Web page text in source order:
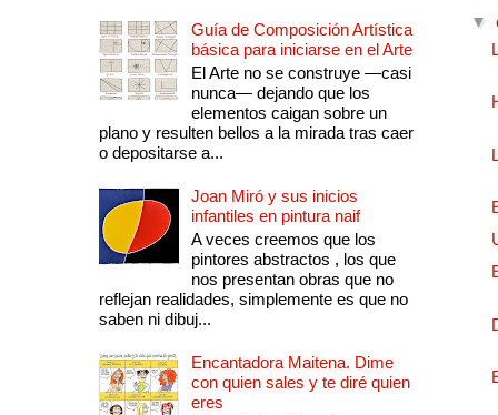
Guía de Composición Artística
básica para iniciarse en el Arte
El Arte no se construye —casi
nunca— dejando que los
elementos caigan sobre un
plano y resulten bellos a la mirada tras caer
o depositarse a...
Joan Miró y sus inicios
infantiles en pintura naif
A veces creemos que los
pintores abstractos , los que
nos presentan obras que no
reflejan realidades, simplemente es que no
saben ni dibuj...
Encantadora Maitena. Dime
con quien sales y te diré quien
eres
▼